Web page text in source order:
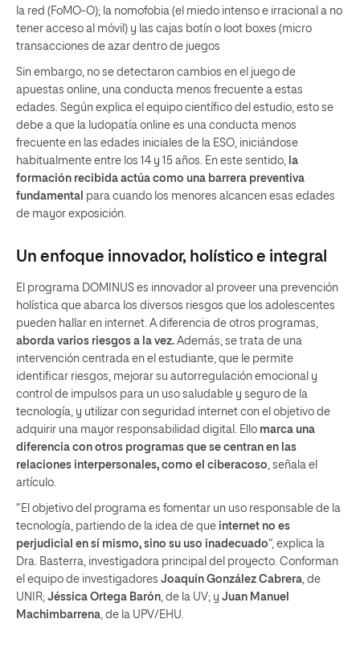
la red (FoMO-O); la nomofobia (el miedo intenso e irracional a no
tener acceso al móvil) y las cajas botín o loot boxes (micro
transacciones de azar dentro de juegos
Sin embargo, no se detectaron cambios en el juego de
apuestas online, una conducta menos frecuente a estas
edades. Según explica el equipo científico del estudio, esto se
debe a que la ludopatía online es una conducta menos
frecuente en las edades iniciales de la ESO, iniciándose
habitualmente entre los 14 y 15 años. En este sentido,
la
formación recibida actúa como una barrera preventiva
fundamental para cuando los menores alcancen esas edades
de mayor exposición.
Un enfoque innovador, holístico e integral
El programa DOMINUS es innovador al proveer una prevención
holística que abarca los diversos riesgos que los adolescentes
pueden hallar en internet. A diferencia de otros programas,
aborda varios riesgos a la vez. Además, se trata de una
intervención centrada en el estudiante, que le permite
identificar riesgos, mejorar su autorregulación emocional y
control de impulsos para un uso saludable y seguro de la
tecnología, y utilizar con seguridad internet con el objetivo de
adquirir una mayor responsabilidad digital. Ello marca una
diferencia con otros programas que se centran en las
relaciones interpersonales, como el ciberacoso , señala el
artículo.
“El objetivo del programa es fomentar un uso responsable de la
tecnología, partiendo de la idea de que internet no es
perjudicial en sí mismo, sino su uso inadecuado“, explica la
Dra. Basterra, investigadora principal del proyecto. Conforman
el equipo de investigadores Joaquín González Cabrera , de
UNIR; Jéssica Ortega Barón , de la UV; y Juan Manuel
Machimbarrena , de la UPV/EHU.